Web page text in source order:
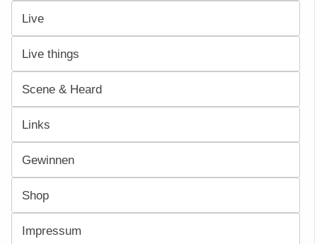
Live
Live things
Scene & Heard
Links
Gewinnen
Shop
Impressum